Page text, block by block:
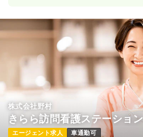
株式会社野村
きらら訪問看護ステーション
エージェント求人 車通勤可